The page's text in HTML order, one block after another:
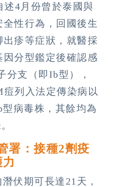
4月份曾於泰國與
性行為，回國後生
疹等症狀，就醫採
分型鑑定後確認感
分支（即Ib型），
列入法定傳染病以
病毒株，其餘均為
署：接種2劑疫
伏期可長達21天，